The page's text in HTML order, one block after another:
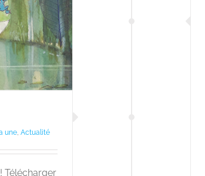
une Actualité
Télécharger